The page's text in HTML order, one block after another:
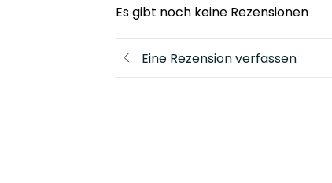
Es gibt noch keine Rezensionen
Eine Rezension verfassen